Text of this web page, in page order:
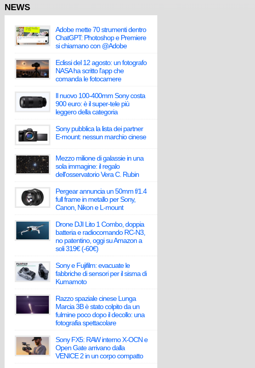
NEWS
Adobe mette 70 strumenti dentro
ChatGPT: Photoshop e Premiere
si chiamano con @Adobe
Eclissi del 12 agosto: un fotografo
NASA ha scritto l'app che
comanda le fotocamere
Il nuovo 100-400mm Sony costa
900 euro: è il super-tele più
leggero della categoria
Sony pubblica la lista dei partner
E-mount: nessun marchio cinese
Mezzo milione di galassie in una
sola immagine: il regalo
dell'osservatorio Vera C. Rubin
Pergear annuncia un 50mm f/1.4
full frame in metallo per Sony,
Canon, Nikon e L-mount
Drone DJI Lito 1 Combo, doppia
batteria e radiocomando RC-N3,
no patentino, oggi su Amazon a
soli 319€ (-60€)
Sony e Fujifilm: evacuate le
fabbriche di sensori per il sisma di
Kumamoto
Razzo spaziale cinese Lunga
Marcia 3B è stato colpito da un
fulmine poco dopo il decollo: una
fotografia spettacolare
Sony FX5: RAW interno X-OCN e
Open Gate arrivano dalla
VENICE 2 in un corpo compatto